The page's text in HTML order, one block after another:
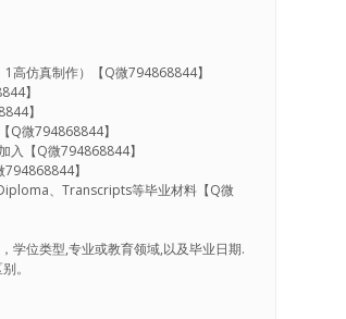
高仿真制作）【Q微794868844】
】
】
Q微794868844】
入【Q微794868844】
】
、Transcripts等毕业材料【Q微
学位类型,专业或教育领域,以及毕业日期.
。